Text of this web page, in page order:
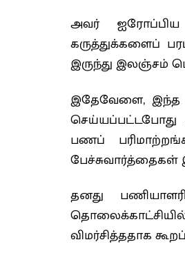
அவர்
கருத்துக்களைப்
இருந்து இலஞ்சம்
இதேவேளை, இந்த
பணப்
தனது
விமர்சித்ததாக